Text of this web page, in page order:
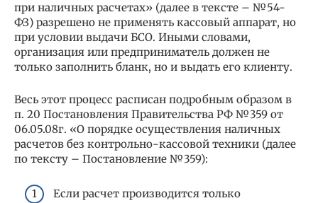
при наличных расчетах» (далее в тексте – №54-
ФЗ) разрешено не применять кассовый аппарат, но
при условии выдачи БСО. Иными словами,
организация или предприниматель должен не
только заполнить бланк, но и выдать его клиенту.
Весь этот процесс расписан подробным образом в
п. 20 Постановления Правительства РФ №359 от
06.05.08г. «О порядке осуществления наличных
расчетов без контрольно-кассовой техники (далее
по тексту – Постановление №359):
Если расчет производится только